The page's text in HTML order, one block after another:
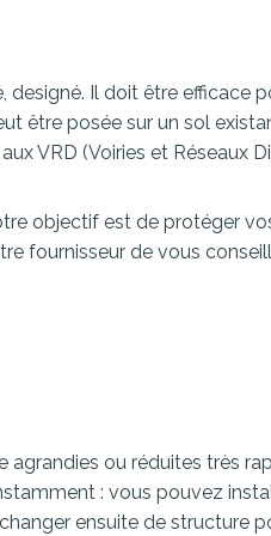
Il doit être efficace
être posée sur un sol
VRD (Voiries et Réseaux
objectif est de protéger
fournisseur de vous
ou réduites très
: vous pouvez
ensuite de structure